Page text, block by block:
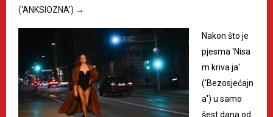
(‘ANKSIOZNA’) →
Nakon što je
pjesma 'Nisa
m kriva ja'
('Bezosjećajn
a') u samo
šest dana od